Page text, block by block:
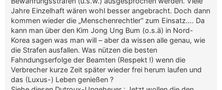
Jahre Einzelhaft wären wohl besser angebracht. Doch dann
kommen wieder die „Menschenrechtler“ zum Einsatz…. Da
kann man über den Kim Jong Ung Bum (o.s.ä) in Nord-
Korea sagen was man will – aber da wissen alle genau, wie
die Strafen ausfallen. Was nützen die besten
Fahndungserfolge der Beamten (Respekt !) wenn die
Verbrecher kurze Zeit später wieder frei herum laufen und
das (Luxus-) Leben genießen ?